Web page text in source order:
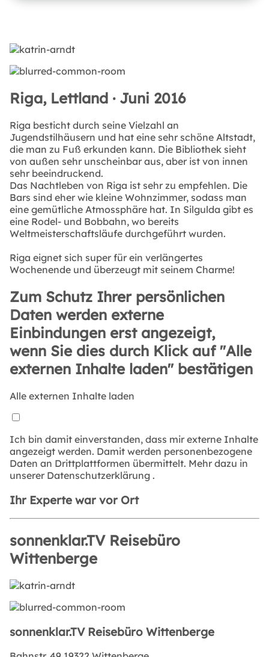
Riga, Lettland · Juni 2016
Riga besticht durch seine Vielzahl an
Jugendstilhäusern und hat eine sehr schöne Altstadt,
die man zu Fuß erkunden kann. Die Bibliothek sieht
von außen sehr unscheinbar aus, aber ist von innen
sehr beeindruckend.
Das Nachtleben von Riga ist sehr zu empfehlen. Die
Bars sind eher wie kleine Wohnzimmer, sodass man
eine gemütliche Atmossphäre hat. In Silgulda gibt es
eine Rodel- und Bobbahn, wo bereits
Weltmeisterschaftsläufe durchgeführt wurden.
Riga eignet sich super für ein verlängertes
Wochenende und überzeugt mit seinem Charme!
Zum Schutz Ihrer persönlichen
Daten werden externe
Einbindungen erst angezeigt,
wenn Sie dies durch Klick auf "Alle
externen Inhalte laden" bestätigen
Alle externen Inhalte laden
Ich bin damit einverstanden, dass mir externe Inhalte
angezeigt werden. Damit werden personenbezogene
Daten an Drittplattformen übermittelt. Mehr dazu in
unserer Datenschutzerklärung .
Ihr Experte war vor Ort
sonnenklar.TV Reisebüro
Wittenberge
sonnenklar.TV Reisebüro Wittenberge